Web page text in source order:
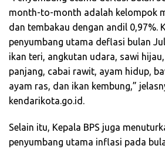
month-to-month adalah kelompok
dan tembakau dengan andil 0,97%.
penyumbang utama deflasi bulan
ikan teri, angkutan udara, sawi
panjang, cabai rawit, ayam hidup,
ayam ras, dan ikan kembung,”
kendarikota.go.id.
Selain itu, Kepala BPS juga
penyumbang utama inflasi pada